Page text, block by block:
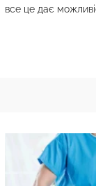
все це дає
Національною